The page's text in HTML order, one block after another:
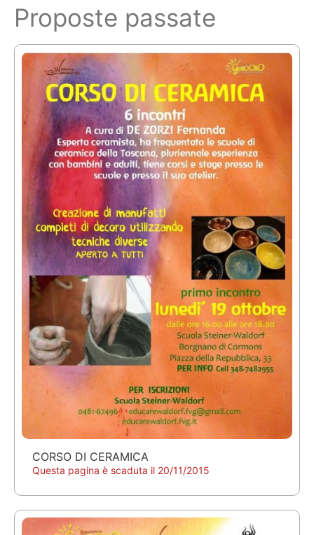
Proposte passate
CORSO DI CERAMICA
Questa pagina è scaduta il 20/11/2015